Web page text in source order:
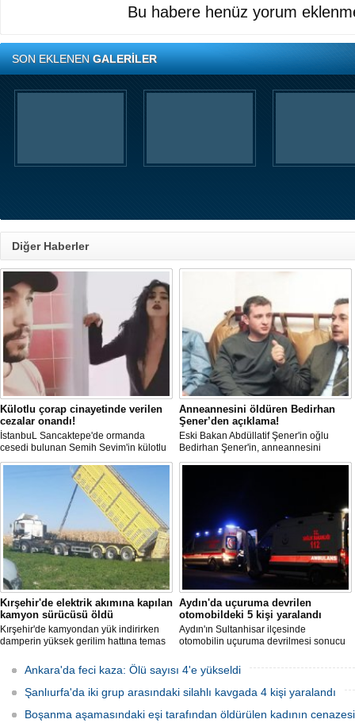
Bu habere henüz yorum
SON EKLENENGALERİLER
Diğer Haberler
Külotlu çorap cinayetinde verilen
cezalar onandı!
İstanbuL Sancaktepe'de ormanda
cesedi bulunan Semih Sevim'in külotlu
çorapla boğularak öldürüldüğü
iddiasına ilişkin sanık Seçil Çiftçi'ye
verilen 'ağırlaştırılmış müebbet' ve
babası hakkındaki 'müebbet' kararı,
istinaf mahkemesi onadı.
Anneannesini öldüren Bedirhan
Şener’den açıklama!
Eski Bakan Abdüllatif Şener'in oğlu
Bedirhan Şener'in, anneannesini
öldürmesine ilişkin davada karar
çekerken, Şener'e verilen ceza belli
Kırşehir'de elektrik akımına kapılan
kamyon sürücüsü öldü
Kırşehir'de kamyondan yük indirirken
damperin yüksek gerilim hattına temas
sürücü hayatını kaybetti.
Aydın'da uçuruma devrilen
otomobildeki 5 kişi yaralandı
Aydın'ın Sultanhisar ilçesinde
otomobilin uçuruma devrilmesi sonucu
Ankara'da feci kaza: Ölü sayısı 4'e yükseldi
Şanlıurfa'da iki grup arasındaki silahlı kavgada 4 kişi yaralandı
Boşanma aşamasındaki eşi tarafından öldürülen kadının